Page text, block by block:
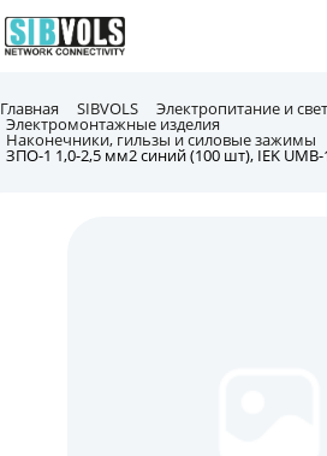
Главная SIBVOLS Электропитание и
Электромонтажные изделия
Наконечники, гильзы и силовые зажимы
ЗПО-1 1,0-2,5 мм2 синий (100 шт), IEK UMB-